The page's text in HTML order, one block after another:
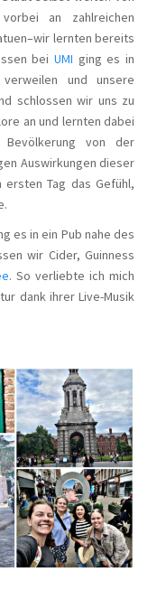
an zahlreichen
lernten bereits
beiUMI ging es in
und unsere
schlossen wir uns zu
an und lernten dabei
von der
Auswirkungen dieser
Tag das Gefühl,
es in ein Pub nahe des
wir Cider, Guinness
. So verliebte ich mich
dank ihrer Live-Musik